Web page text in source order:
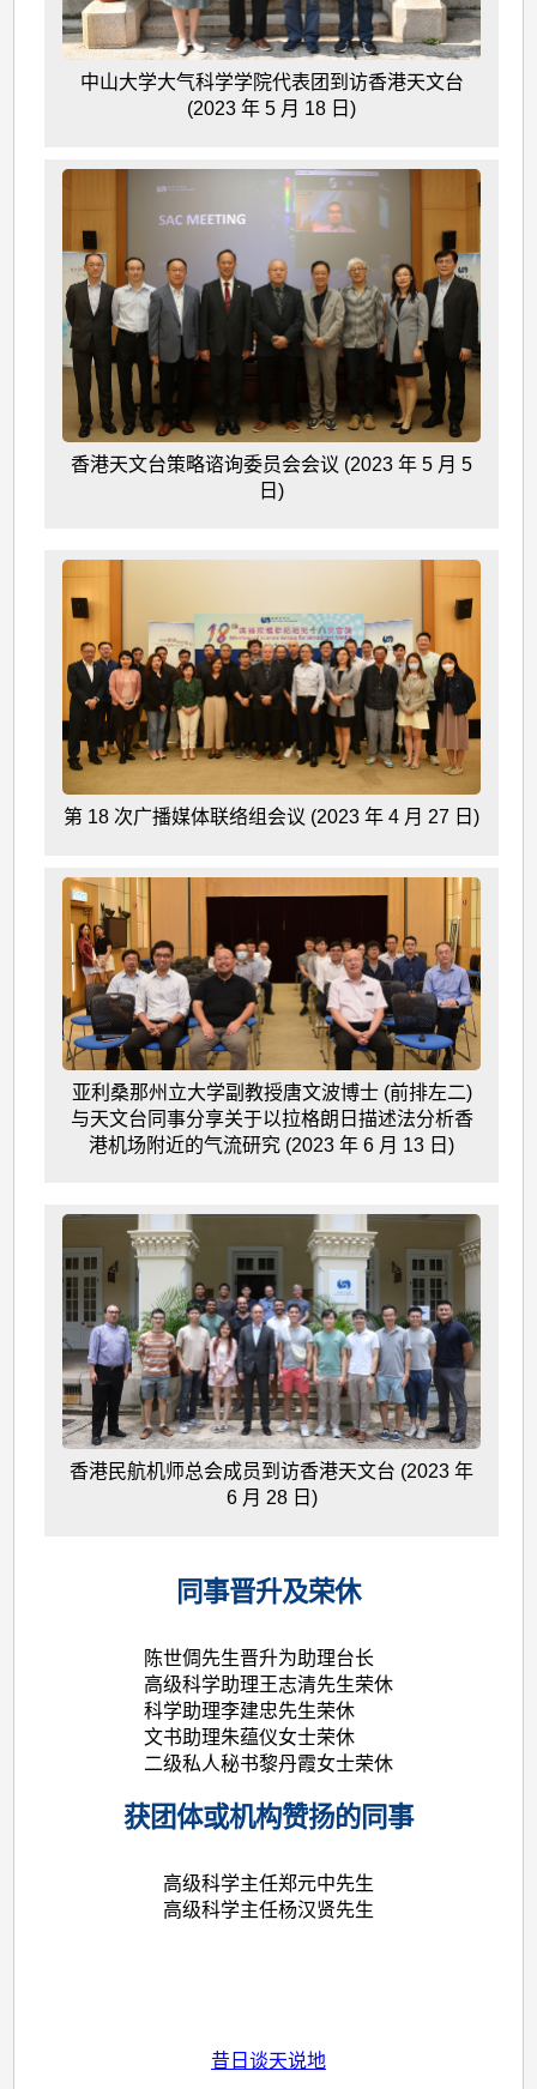
中山大学大气科学学院代表团到访香港天文台
(2023 年 5 月 18 日)
香港天文台策略谘询委员会会议 (2023 年 5 月 5
日)
第 18 次广播媒体联络组会议 (2023 年 4 月 27 日)
亚利桑那州立大学副教授唐文波博士 (前排左二)
与天文台同事分享关于以拉格朗日描述法分析香
港机场附近的气流研究 (2023 年 6 月 13 日)
香港民航机师总会成员到访香港天文台 (2023 年
6 月 28 日)
同事晋升及荣休
陈世倜先生晋升为助理台长
高级科学助理王志清先生荣休
科学助理李建忠先生荣休
文书助理朱蕴仪女士荣休
二级私人秘书黎丹霞女士荣休
获团体或机构赞扬的同事
高级科学主任郑元中先生
高级科学主任杨汉贤先生
昔日谈天说地